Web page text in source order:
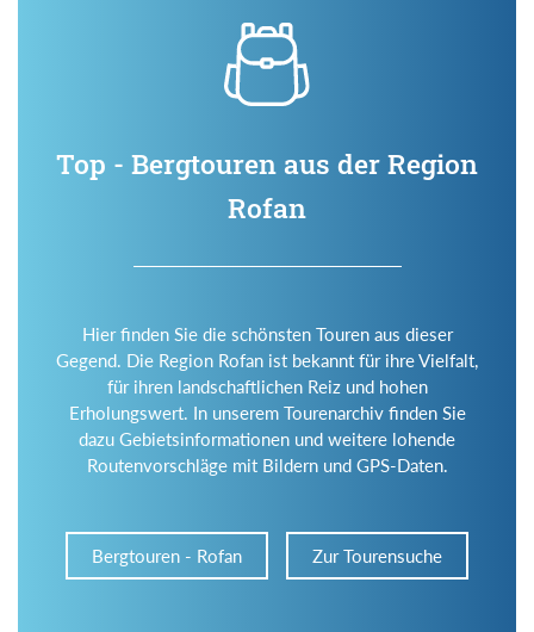
Top - Bergtouren aus der Region
Rofan
Hier finden Sie die schönsten Touren aus dieser
Gegend. Die Region Rofan ist bekannt für ihre Vielfalt,
für ihren landschaftlichen Reiz und hohen
Erholungswert. In unserem Tourenarchiv finden Sie
dazu Gebietsinformationen und weitere lohende
Routenvorschläge mit Bildern und GPS-Daten.
Bergtouren - Rofan Zur Tourensuche